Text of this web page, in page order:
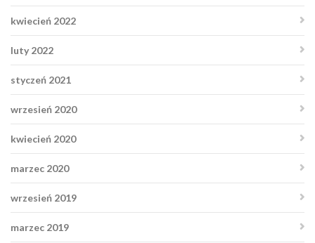
kwiecień 2022
luty 2022
styczeń 2021
wrzesień 2020
kwiecień 2020
marzec 2020
wrzesień 2019
marzec 2019